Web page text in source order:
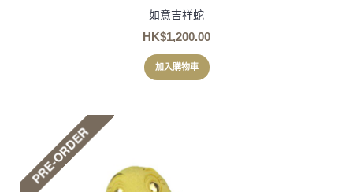
如意吉祥蛇
HK$1,200.00
加入購物車